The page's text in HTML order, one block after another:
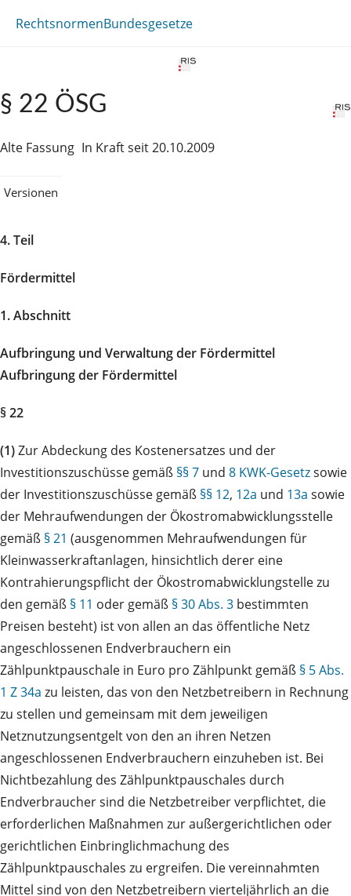
RechtsnormenBundesgesetze
§ 22 ÖSG
Alte Fassung In Kraft seit 20.10.2009
Versionen
4. Teil
Fördermittel
1. Abschnitt
Aufbringung und Verwaltung der Fördermittel
Aufbringung der Fördermittel
§ 22
(1)Zur Abdeckung des Kostenersatzes und der
Investitionszuschüsse gemäß §§ 7 und 8 KWK-Gesetzsowie
der Investitionszuschüsse gemäß §§ 12, 12a und 13a sowie
der Mehraufwendungen der Ökostromabwicklungsstelle
gemäß § 21 (ausgenommen Mehraufwendungen für
Kleinwasserkraftanlagen, hinsichtlich derer eine
Kontrahierungspflicht der Ökostromabwicklungstelle zu
den gemäß § 11 oder gemäß § 30 Abs. 3 bestimmten
Preisen besteht) ist von allen an das öffentliche Netz
angeschlossenen Endverbrauchern ein
Zählpunktpauschale in Euro pro Zählpunkt gemäß § 5 Abs.
1 Z 34a zu leisten, das von den Netzbetreibern in Rechnung
zu stellen und gemeinsam mit dem jeweiligen
Netznutzungsentgelt von den an ihren Netzen
angeschlossenen Endverbrauchern einzuheben ist. Bei
Nichtbezahlung des Zählpunktpauschales durch
Endverbraucher sind die Netzbetreiber verpflichtet, die
erforderlichen Maßnahmen zur außergerichtlichen oder
gerichtlichen Einbringlichmachung des
Zählpunktpauschales zu ergreifen. Die vereinnahmten
Mittel sind von den Netzbetreibern vierteljährlich an die